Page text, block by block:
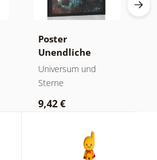
Poster
Unendliche
Galaxie
Universum und
Sterne
9,42 €